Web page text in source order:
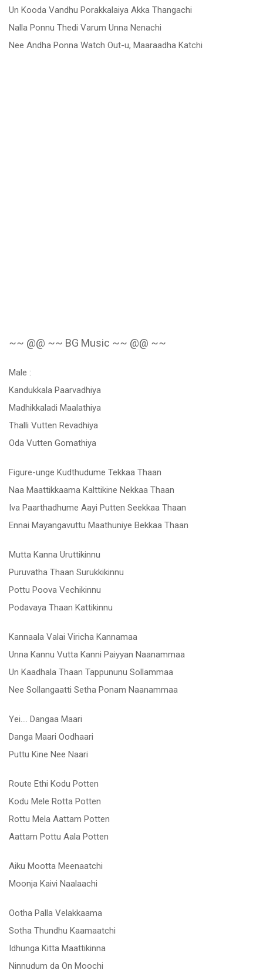
Un Kooda Vandhu Porakkalaiya Akka Thangachi
Nalla Ponnu Thedi Varum Unna Nenachi
Nee Andha Ponna Watch Out-u, Maaraadha Katchi
~~ @@ ~~ BG Music ~~ @@ ~~
Male :
Kandukkala Paarvadhiya
Madhikkaladi Maalathiya
Thalli Vutten Revadhiya
Oda Vutten Gomathiya
Figure-unge Kudthudume Tekkaa Thaan
Naa Maattikkaama Kalttikine Nekkaa Thaan
Iva Paarthadhume Aayi Putten Seekkaa Thaan
Ennai Mayangavuttu Maathuniye Bekkaa Thaan
Mutta Kanna Uruttikinnu
Puruvatha Thaan Surukkikinnu
Pottu Poova Vechikinnu
Podavaya Thaan Kattikinnu
Kannaala Valai Viricha Kannamaa
Unna Kannu Vutta Kanni Paiyyan Naanammaa
Un Kaadhala Thaan Tappununu Sollammaa
Nee Sollangaatti Setha Ponam Naanammaa
Yei…. Dangaa Maari
Danga Maari Oodhaari
Puttu Kine Nee Naari
Route Ethi Kodu Potten
Kodu Mele Rotta Potten
Rottu Mela Aattam Potten
Aattam Pottu Aala Potten
Aiku Mootta Meenaatchi
Moonja Kaivi Naalaachi
Ootha Palla Velakkaama
Sotha Thundhu Kaamaatchi
Idhunga Kitta Maattikinna
Ninnudum da On Moochi